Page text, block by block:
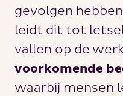
gevolgen
leidt dit tot
vallen op de
voorkomende
waarbij mensen